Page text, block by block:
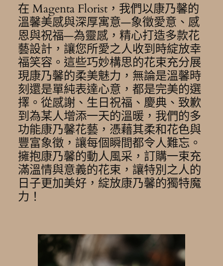
在 Magenta Florist，我們以康乃馨的
溫馨美感與深厚寓意—象徵愛意、感
恩與祝福—為靈感，精心打造多款花
藝設計，讓您所愛之人收到時綻放幸
福笑容。這些巧妙構思的花束充分展
現康乃馨的柔美魅力，無論是溫馨時
刻還是單純表達心意，都是完美的選
擇。從感謝、生日祝福、慶典、致歉
到為某人增添一天的溫暖，我們的多
功能康乃馨花藝，憑藉其柔和花色與
豐富象徵，讓每個瞬間都令人難忘。
擁抱康乃馨的動人風采，訂購一束充
滿溫情與意義的花束，讓特別之人的
日子更加美好，綻放康乃馨的獨特魔
力！